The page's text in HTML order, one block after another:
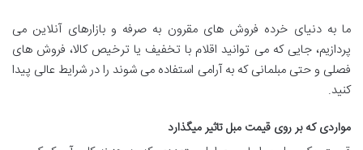
ما به دنیای خرده فروش های مقرون به صرفه و بازارهای آنلاین می
پردازیم، جایی که می توانید اقلام با تخفیف یا ترخیص کالا، فروش های
فصلی و حتی مبلمانی که به آرامی استفاده می شوند را در شرایط عالی پیدا
کنید.
مواردی که بر روی قیمت مبل تاثیر میگذارد